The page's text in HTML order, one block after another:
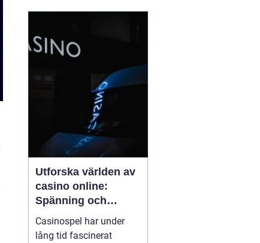
Oavsett om det handlar
om en kort
skogspromenad eller...
Utforska världen av
casino online:
Spänning och
underhållning
Casinospel har under
lång tid fascinerat